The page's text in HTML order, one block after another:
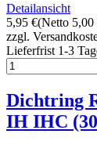
Detailansicht
5,95 €(Netto 5,00
zzgl.
Lieferfrist 1-3
Dichtring
IH IHC